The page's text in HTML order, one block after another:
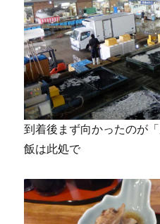
到着後まず向かったのが
飯は此処で